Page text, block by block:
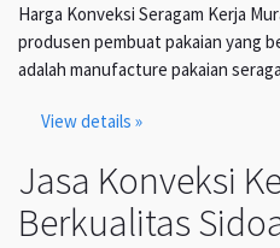
Harga Konveksi Seragam Kerja
produsen pembuat pakaian yang
adalah manufacture pakaian
View details »
Jasa Konveksi
Berkualitas